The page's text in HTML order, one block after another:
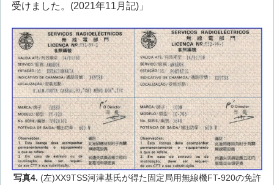
受けました。(2021年11月記)」
写真4. (左)XX9TSS河津基氏が得た固定局用無線機FT-920の免許